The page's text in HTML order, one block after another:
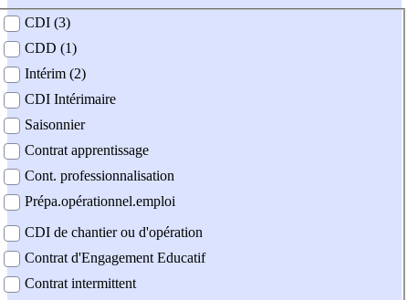
contrat
CDI (3)
CDD (1)
Intérim (2)
CDI Intérimaire
Saisonnier
Contrat apprentissage
Cont. professionnalisation
Prépa.opérationnel.emploi
CDI de chantier ou d'opération
Contrat d'Engagement Educatif
Contrat intermittent